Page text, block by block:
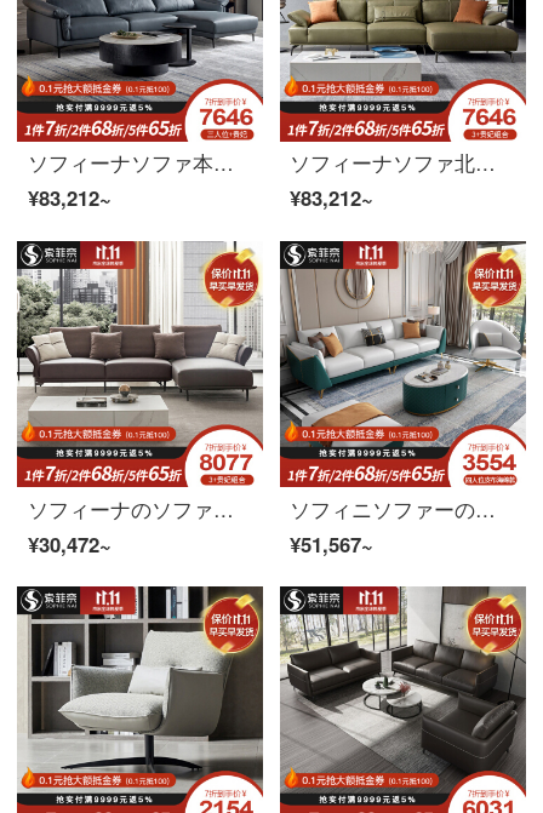
ソフィーナソファ本革ソファ北欧シンプルな本革のソファーヘッドの牛皮現代簡単なリビングルームの小さな部屋型の軽い贅沢なソファ3+左の貴妃
¥83,212~
ソフィーナソファ北欧真皮ソファイタリア極シンプルなモダンなシンプルなヘッド層牛皮セットリビングの皮の芸術ソファ3+左の貴妃
¥83,212~
ソフィーナのソファーは軽くて贅沢な本革のソファーの頭の階の牛の皮の客間の曲がり角の組合せが簡単になりました。
¥30,472~
ソフィニソファーの本革ソファは簡単に現代北欧イタリア式の軽い贅沢な本革ソファーの布芸ソファーの大きさの部屋型リビングルームの無料洗濯科学技術布ソファーの2+1+2+貴妃皮布ゴムのモデルです。
¥51,567~